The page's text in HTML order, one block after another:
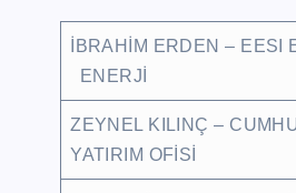
İBRAHİM ERDEN – EESI
ENERJİ
ZEYNEL KILINÇ –
YATIRIM OFİSİ